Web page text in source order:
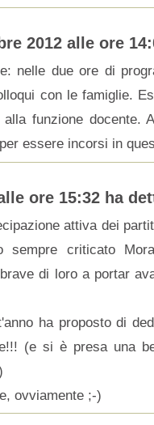
2012 alle ore
nelle due ore di
con le famiglie.
funzione docente.
essere incorsi in
ore 15:32 ha
attiva dei
sempre criticato
di loro a portar
ha proposto di
(e si è presa una
ovviamente ;-)